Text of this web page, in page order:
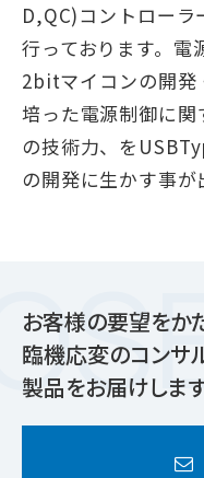
D,QC)コントロー
行っております。
2bitマイコンの開発
培った電源制御に
の技術力、を
の開発に生かす事が
お客様の要望をか
臨機応変のコンサ
製品をお届けしま